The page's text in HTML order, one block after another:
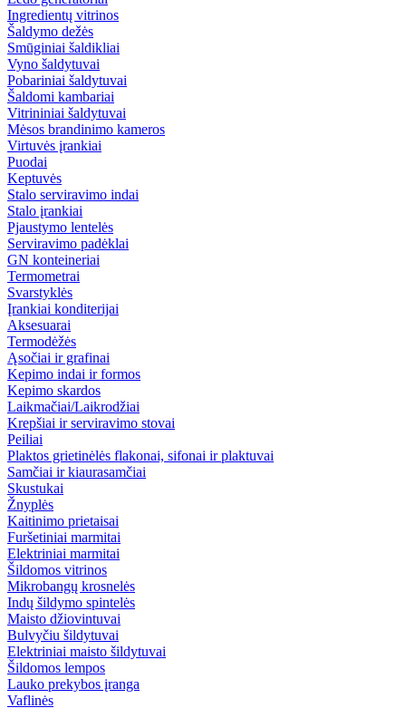
Ingredientų vitrinos
Šaldymo dežės
Smūginiai šaldikliai
Vyno šaldytuvai
Pobariniai šaldytuvai
Šaldomi kambariai
Vitrininiai šaldytuvai
Mėsos brandinimo kameros
Virtuvės įrankiai
Puodai
Keptuvės
Stalo serviravimo indai
Stalo įrankiai
Pjaustymo lentelės
Serviravimo padėklai
GN konteineriai
Termometrai
Svarstyklės
Įrankiai konditerijai
Aksesuarai
Termodėžės
Ąsočiai ir grafinai
Kepimo indai ir formos
Kepimo skardos
Laikmačiai/Laikrodžiai
Krepšiai ir serviravimo stovai
Peiliai
Plaktos grietinėlės flakonai, sifonai ir plaktuvai
Samčiai ir kiaurasamčiai
Skustukai
Žnyplės
Kaitinimo prietaisai
Furšetiniai marmitai
Elektriniai marmitai
Šildomos vitrinos
Mikrobangų krosnelės
Indų šildymo spintelės
Maisto džiovintuvai
Bulvyčiu šildytuvai
Elektriniai maisto šildytuvai
Šildomos lempos
Lauko prekybos įranga
Vaflinės